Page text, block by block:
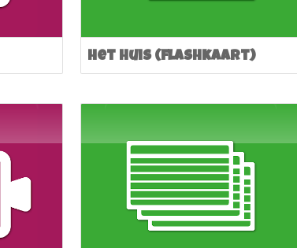
Het huis (flashkaart)